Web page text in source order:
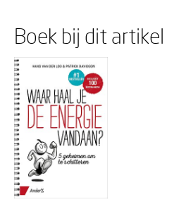
Boek bij dit artikel